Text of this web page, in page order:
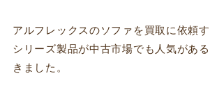
アルフレックスのソファを買取に依頼
シリーズ製品が中古市場でも人気があ
きました。